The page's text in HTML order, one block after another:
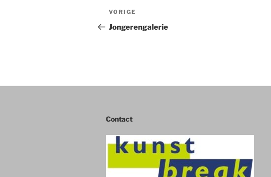
Bericht
navigatie
Vorig
bericht
VORIGE
Jongerengalerie
Contact